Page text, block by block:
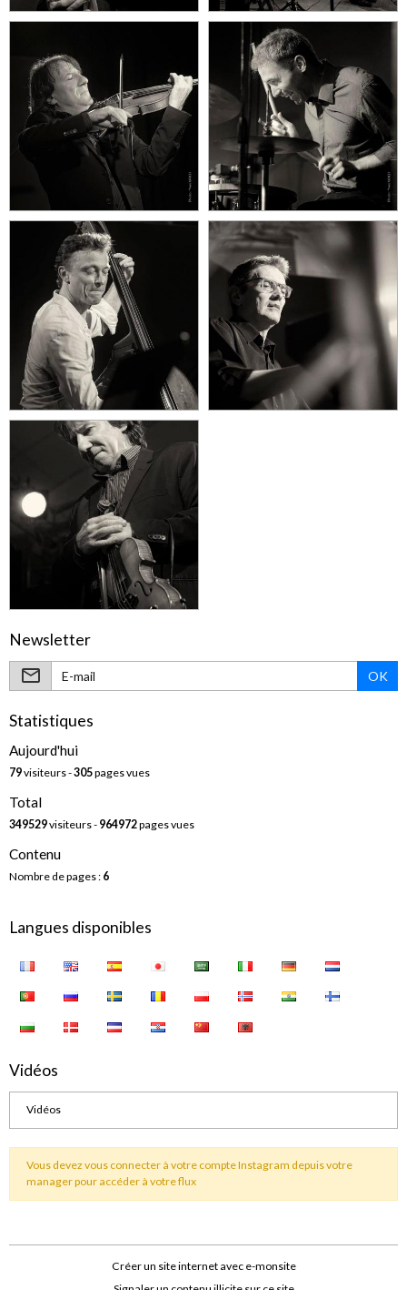
Newsletter
OK
Statistiques
Aujourd'hui
79visiteurs -305pages vues
Total
349529visiteurs - 964972pages vues
Contenu
Nombre de pages : 6
Langues disponibles
Vidéos
Vidéos
Vous devez vous connecter à votre compte Instagram depuis votre
manager pour accéder à votre flux
Créer un site internet avec e-monsite